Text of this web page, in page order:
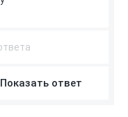
Показать ответ